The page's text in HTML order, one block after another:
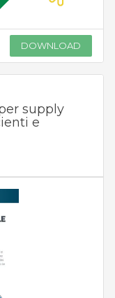
DOWNLOAD
supply
e